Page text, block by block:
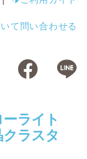
て問い合わせる
ライト
ラスタ